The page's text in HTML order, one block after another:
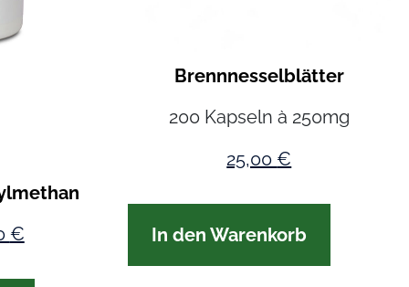
€
Brennnesselblätter
200 Kapseln à 250mg
25,00€
In den Warenkorb